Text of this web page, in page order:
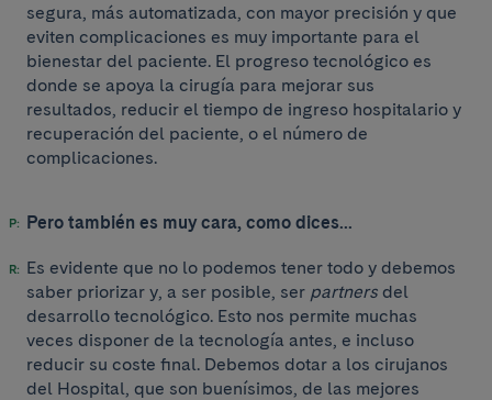
segura, más automatizada, con mayor precisión y que
eviten complicaciones es muy importante para el
bienestar del paciente. El progreso tecnológico es
donde se apoya la cirugía para mejorar sus
resultados, reducir el tiempo de ingreso hospitalario y
recuperación del paciente, o el número de
complicaciones.
Pero también es muy cara, como dices...
Es evidente que no lo podemos tener todo y debemos
saber priorizar y, a ser posible, ser partners del
desarrollo tecnológico. Esto nos permite muchas
veces disponer de la tecnología antes, e incluso
reducir su coste final. Debemos dotar a los cirujanos
del Hospital, que son buenísimos, de las mejores